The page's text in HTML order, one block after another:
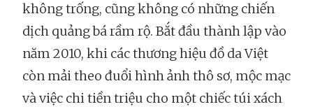
không trống, cũng không có những chiến
dịch quảng bá rầm rộ. Bắt đầu thành lập vào
năm 2010, khi các thương hiệu đồ da Việt
còn mải theo đuổi hình ảnh thô sơ, mộc mạc
và việc chi tiền triệu cho một chiếc túi xách